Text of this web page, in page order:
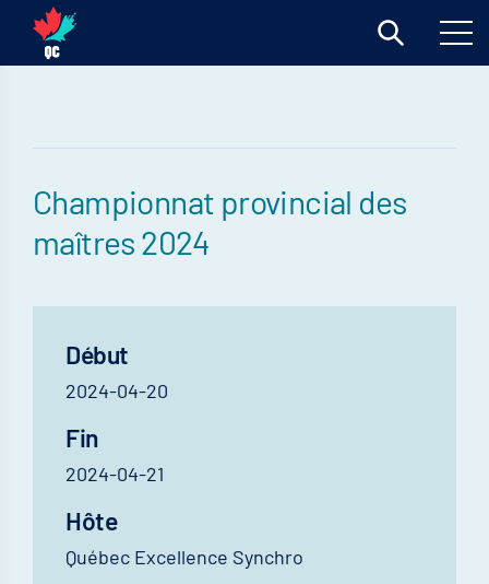
Championnat provincial des
maîtres 2024
Début
2024-04-20
Fin
2024-04-21
Hôte
Québec Excellence Synchro